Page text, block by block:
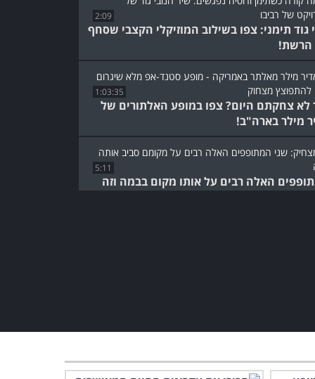
2:09
גוד תימני: צפו בשילוב המוזיקלי הקצבי שסחף
הרשת!
1:03:35
לא צחקתם היום? צפו במופע האלתורים של
מילר בארה"ב!
5:11
האלה רבים על אותו מקום בבמה וזה
הזה מוכיח שטעית!
המצרי העצבני מדבר על